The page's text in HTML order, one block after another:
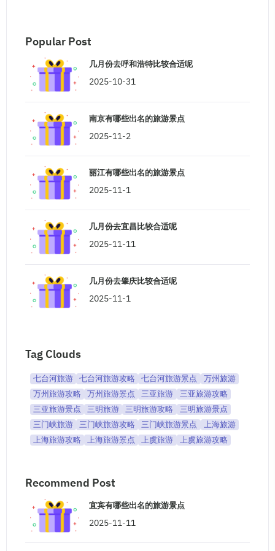
Popular Post
几月份去呼和浩特比较合适呢
2025-10-31
南京有哪些出名的旅游景点
2025-11-2
丽江有哪些出名的旅游景点
2025-11-1
几月份去宜昌比较合适呢
2025-11-11
几月份去肇庆比较合适呢
2025-11-1
Tag Clouds
七台河旅游 七台河旅游攻略 七台河旅游景点
万州旅游
万州旅游攻略
万州旅游景点 三亚旅游
三亚旅游攻略
三亚旅游景点
三明旅游 三明旅游攻略
三明旅游景点
三门峡旅游
三门峡旅游攻略 三门峡旅游景点
上海旅游
上海旅游攻略
上海旅游景点 上虞旅游 上虞旅游攻略
Recommend Post
宜宾有哪些出名的旅游景点
2025-11-11